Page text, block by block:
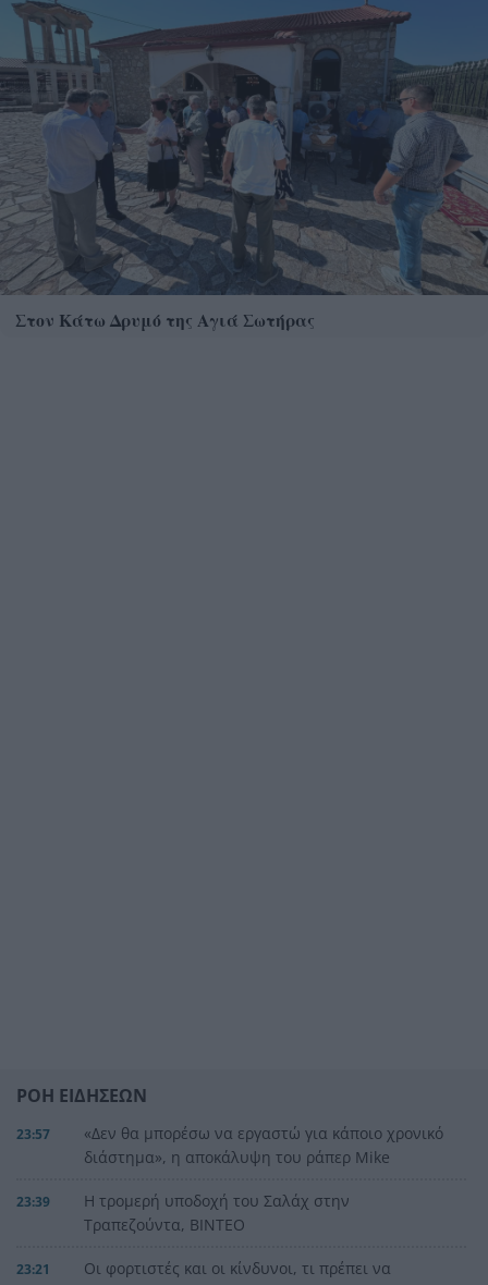
Στον Κάτω Δρυμό της Αγιά Σωτήρας
ΡΟΗ ΕΙΔΗΣΕΩΝ
23:57
«Δεν θα μπορέσω να εργαστώ για κάποιο χρονικό
διάστημα», η αποκάλυψη του ράπερ Mike
23:39
Η τρομερή υποδοχή του Σαλάχ στην
Τραπεζούντα, ΒΙΝΤΕΟ
23:21
Οι φορτιστές και οι κίνδυνοι, τι πρέπει να